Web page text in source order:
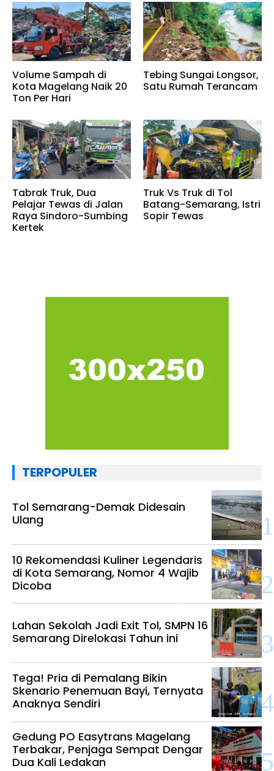
Volume Sampah di
Kota Magelang Naik 20
Ton Per Hari
Tebing Sungai Longsor,
Satu Rumah Terancam
Tabrak Truk, Dua
Pelajar Tewas di Jalan
Raya Sindoro-Sumbing
Kertek
Truk Vs Truk di Tol
Batang-Semarang, Istri
Sopir Tewas
TERPOPULER
Tol Semarang-Demak Didesain
Ulang
10 Rekomendasi Kuliner Legendaris
di Kota Semarang, Nomor 4 Wajib
Dicoba
Lahan Sekolah Jadi Exit Tol, SMPN 16
Semarang Direlokasi Tahun ini
Tega! Pria di Pemalang Bikin
Skenario Penemuan Bayi, Ternyata
Anaknya Sendiri
Gedung PO Easytrans Magelang
Terbakar, Penjaga Sempat Dengar
Dua Kali Ledakan